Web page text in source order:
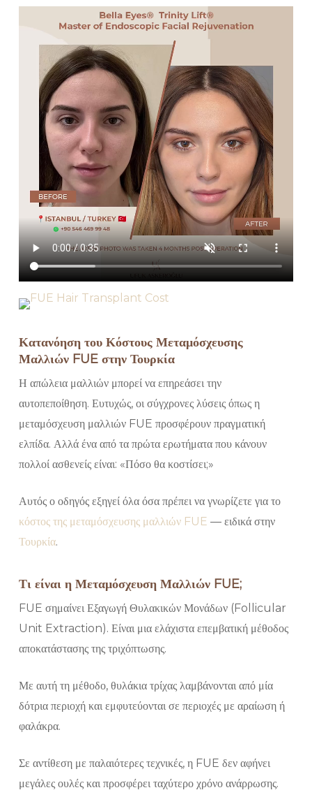
Κατανόηση του Κόστους Μεταμόσχευσης
Μαλλιών FUE στην Τουρκία
Η απώλεια μαλλιών μπορεί να επηρεάσει την
αυτοπεποίθηση. Ευτυχώς, οι σύγχρονες λύσεις όπως η
μεταμόσχευση μαλλιών FUE προσφέρουν πραγματική
ελπίδα. Αλλά ένα από τα πρώτα ερωτήματα που κάνουν
πολλοί ασθενείς είναι: «Πόσο θα κοστίσει;»
Αυτός ο οδηγός εξηγεί όλα όσα πρέπει να γνωρίζετε για το
κόστος της μεταμόσχευσης μαλλιών FUE — ειδικά στην
Τουρκία.
Τι είναι η Μεταμόσχευση Μαλλιών FUE;
FUE σημαίνει Εξαγωγή Θυλακικών Μονάδων (Follicular
Unit Extraction). Είναι μια ελάχιστα επεμβατική μέθοδος
αποκατάστασης της τριχόπτωσης.
Με αυτή τη μέθοδο, θυλάκια τρίχας λαμβάνονται από μία
δότρια περιοχή και εμφυτεύονται σε περιοχές με αραίωση ή
φαλάκρα.
Σε αντίθεση με παλαιότερες τεχνικές, η FUE δεν αφήνει
μεγάλες ουλές και προσφέρει ταχύτερο χρόνο ανάρρωσης.